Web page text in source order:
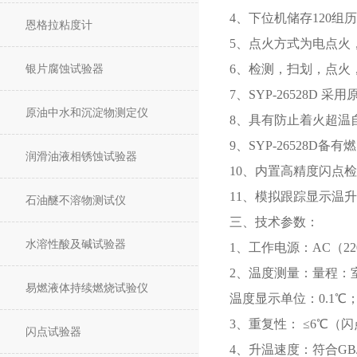
恩格拉粘度计
银片腐蚀试验器
原油中水和沉淀物测定仪
润滑油液相锈蚀试验器
石油醚不溶物测试仪
水溶性酸及碱试验器
易燃液体持续燃烧试验仪
闪点试验器
4、下位机储存120组
5、点火方式为电点火
6、检测，扫划，点火
7、SYP-26528D 采
8、具有防止着火超温
9、SYP-26528D备有
10、内置高精度闪点
11、模拟跟踪显示温
三、技术参数：
1、工作电源：AC（
2、温度测量：量程：
温度显示单位：0.1℃
3、重复性： ≤6℃（闪
4、升温速度：符合